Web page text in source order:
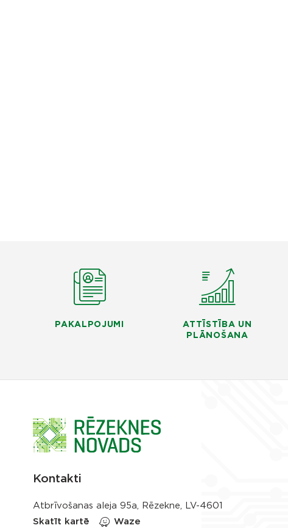
PAKALPOJUMI
ATTĪSTĪBA UN
PLĀNOŠANA
Kontakti
Atbrīvošanas aleja 95a, Rēzekne, LV-4601
Skatīt kartē
Waze